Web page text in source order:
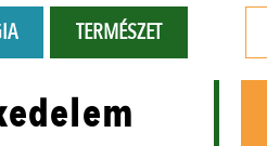
TERMÉSZET